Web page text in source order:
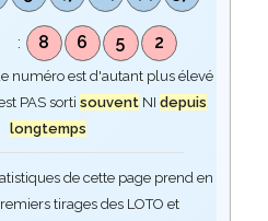
: 8 6 5 2
numéro est d'autant plus élevé
PAS sortisouvent NIdepuis
longtemps
de cette page prend en
tirages des LOTO et